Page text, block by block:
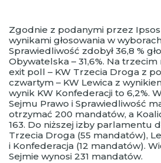
Zgodnie z podanymi przez
wynikami głosowania w
Sprawiedliwość zdobył 36,8 %
Obywatelska – 31,6%. Na
exit poll – KW Trzecia Droga z
czwartym – KW Lewica z
wynik KW Konfederacji to 6,2%.
Sejmu Prawo i Sprawiedliwość
otrzymać 200 mandatów, a
163. Do niższej izby parlamentu
Trzecia Droga (55 mandatów),
i Konfederacja (12 mandatów).
Sejmie wynosi 231 mandatów.